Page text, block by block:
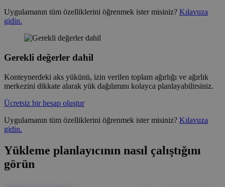
Uygulamanın tüm özelliklerini öğrenmek ister misiniz? Kılavuza
gidin.
Gerekli değerler dahil
Konteynerdeki aks yükünü, izin verilen toplam ağırlığı ve ağırlık
merkezini dikkate alarak yük dağılımını kolayca planlayabilirsiniz.
Ücretsiz bir hesap oluştur
Uygulamanın tüm özelliklerini öğrenmek ister misiniz? Kılavuza
gidin.
Yükleme planlayıcının nasıl çalıştığını
görün